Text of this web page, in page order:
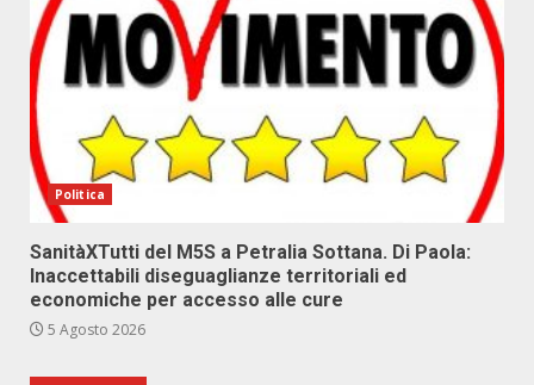
Politica
SanitàXTutti del M5S a Petralia Sottana. Di Paola:
Inaccettabili diseguaglianze territoriali ed
economiche per accesso alle cure
5 Agosto 2026